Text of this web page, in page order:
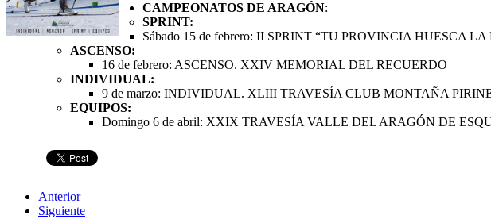
CAMPEONATOS DE ARAGÓN:
SPRINT:
Sábado 15 de febrero: II SPRINT “TU PROVINCIA HUESCA
ASCENSO:
16 de febrero: ASCENSO. XXIV MEMORIAL DEL RECUERDO
INDIVIDUAL:
9 de marzo: INDIVIDUAL. XLIII TRAVESÍA CLUB MONTAÑA
EQUIPOS:
Domingo 6 de abril: XXIX TRAVESÍA VALLE DEL ARAGÓN DE
Anterior
Siguiente